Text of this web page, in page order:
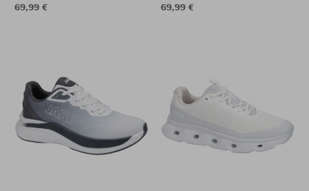
69,99 €
69,99 €